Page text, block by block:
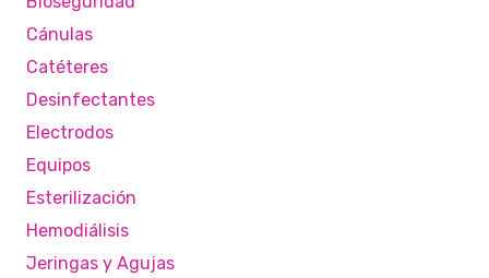
Cánulas
Catéteres
Desinfectantes
Electrodos
Equipos
Esterilización
Hemodiálisis
Jeringas y Agujas